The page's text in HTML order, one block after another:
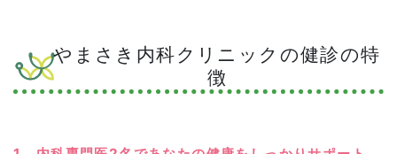
やまさき内科クリニックの健診の特
徴